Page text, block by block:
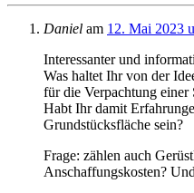
Daniel am 12. Mai 2023
Interessanter und
Was haltet Ihr von der
für die Verpachtung einer
Habt Ihr damit
Grundstücksfläche sein?
Frage: zählen auch
Anschaffungskosten?